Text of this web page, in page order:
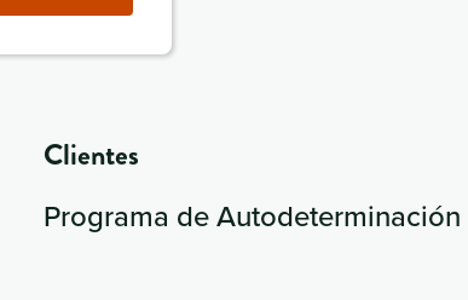
Clientes
Programa de Autodeterminación